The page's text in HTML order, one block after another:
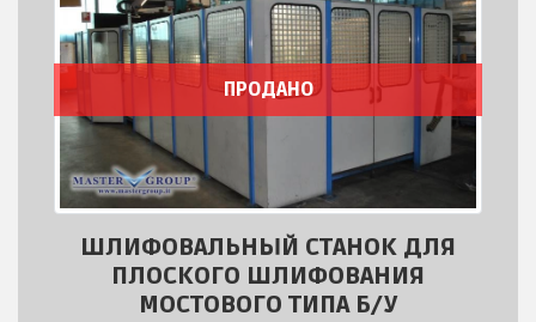
ПРОДАНО
ШЛИФОВАЛЬНЫЙ СТАНОК ДЛЯ
ПЛОСКОГО ШЛИФОВАНИЯ
МОСТОВОГО ТИПА Б/У